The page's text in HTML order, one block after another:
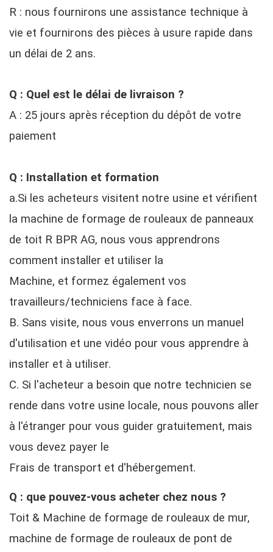
R : nous fournirons une assistance technique à
vie et fournirons des pièces à usure rapide dans
un délai de 2 ans.
Q : Quel est le délai de livraison ?
A : 25 jours après réception du dépôt de votre
paiement
Q : Installation et formation
a.Si les acheteurs visitent notre usine et vérifient
la machine de formage de rouleaux de panneaux
de toit R BPR AG, nous vous apprendrons
comment installer et utiliser la
Machine, et formez également vos
travailleurs/techniciens face à face.
B. Sans visite, nous vous enverrons un manuel
d'utilisation et une vidéo pour vous apprendre à
installer et à utiliser.
C. Si l'acheteur a besoin que notre technicien se
rende dans votre usine locale, nous pouvons aller
à l'étranger pour vous guider gratuitement, mais
vous devez payer le
Frais de transport et d'hébergement.
Q : que pouvez-vous acheter chez nous ?
Toit & Machine de formage de rouleaux de mur,
machine de formage de rouleaux de pont de